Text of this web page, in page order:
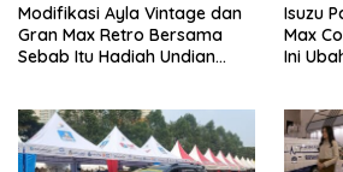
Modifikasi Ayla Vintage dan
Gran Max Retro Bersama
Sebab Itu Hadiah Undian
Isuzu
Max
Ini